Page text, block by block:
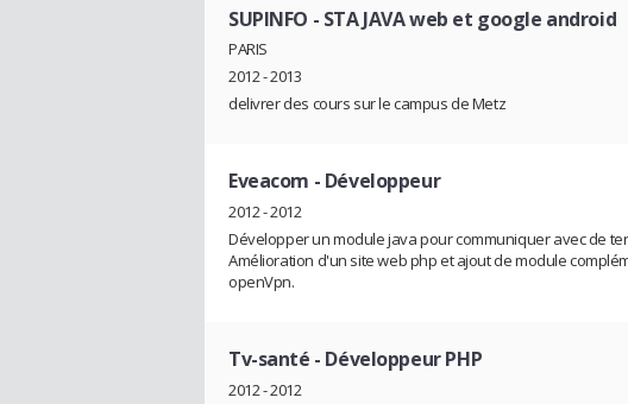
SUPINFO - STA JAVA web et google android
PARIS
2012 - 2013
delivrer des cours sur le campus de Metz
Eveacom - Développeur
2012 - 2012
Développer un module java pour communiquer avec de
Amélioration d'un site web php et ajout de module
openVpn.
Tv-santé - Développeur PHP
2012 - 2012